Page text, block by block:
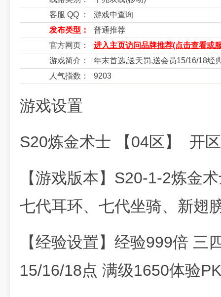
客服 QQ ：
游戏中查询
发布类型：
普通推荐
官方网页：
进入主页访问品牌推荐(点击查看或
游戏简介：
年末首选,送天罚,送会员15/16/18经
人气指数：
9203
游戏设置
S20炼金术士 【04区】 开
【游戏版本】S20-1-2炼金
七代耳环、七代坐骑、新翅
【经验设置】经验999倍 三
15/16/18点 满级1650体验